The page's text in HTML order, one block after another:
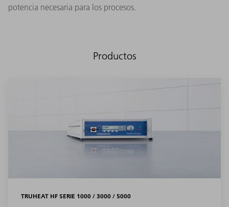
potencia necesaria para los procesos.
Productos
TRUHEAT HF SERIE 1000 / 3000 / 5000